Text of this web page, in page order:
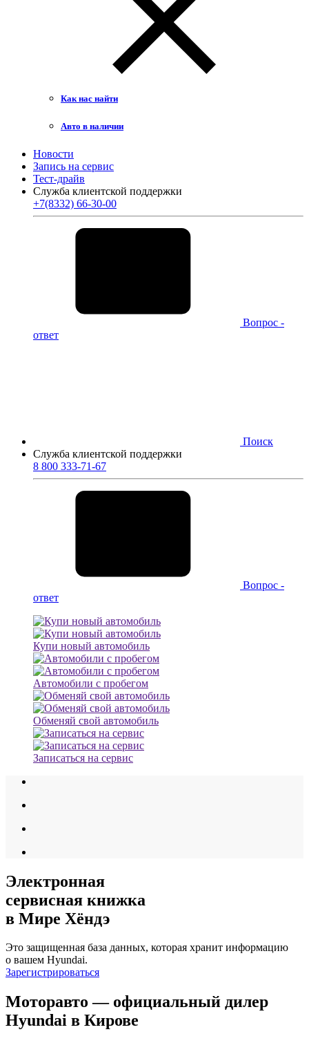
Как нас найти
Авто в наличии
Новости
Запись на сервис
Тест-драйв
Служба клиентской поддержки
+7(8332) 66-30-00
Вопрос -
ответ
Поиск
Служба клиентской поддержки
8 800 333-71-67
Вопрос -
ответ
Купи новый автомобиль
Автомобили с пробегом
Обменяй свой автомобиль
Записаться на сервис
Электронная
сервисная книжка
в Мире Хёндэ
Это защищенная база данных, которая хранит информацию
о вашем Hyundai.
Зарегистрироваться
Моторавто — официальный дилер
Hyundai в Кирове